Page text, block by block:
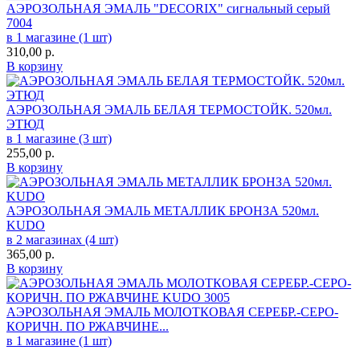
АЭРОЗОЛЬНАЯ ЭМАЛЬ "DECORIX" сигнальный серый
7004
в 1 магазине (1 шт)
310,00 р.
В корзину
АЭРОЗОЛЬНАЯ ЭМАЛЬ БЕЛАЯ ТЕРМОСТОЙК. 520мл.
ЭТЮД
в 1 магазине (3 шт)
255,00 р.
В корзину
АЭРОЗОЛЬНАЯ ЭМАЛЬ МЕТАЛЛИК БРОНЗА 520мл.
KUDO
в 2 магазинах (4 шт)
365,00 р.
В корзину
АЭРОЗОЛЬНАЯ ЭМАЛЬ МОЛОТКОВАЯ СЕРЕБР.-СЕРО-
КОРИЧН. ПО РЖАВЧИНЕ...
в 1 магазине (1 шт)